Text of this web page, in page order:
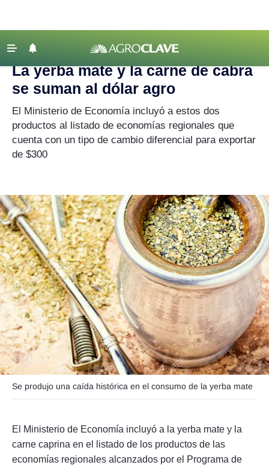
Agricultura
Lechería
Tecnología
Regionales
Clima
Agronegocios
Mercados
Seguinos
‹ VOLVER
Agroclave Política agropecuaria | yerba mate
La yerba mate y la carne de cabra
se suman al dólar agro
El Ministerio de Economía incluyó a estos dos
productos al listado de economías regionales que
cuenta con un tipo de cambio diferencial para exportar
de $300
Se produjo una caída histórica en el consumo de la yerba mate
El Ministerio de Economía incluyó a la yerba mate y la
carne caprina en el listado de los productos de las
economías regionales alcanzados por el Programa de